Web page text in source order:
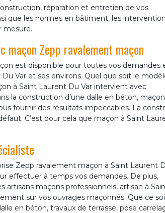
réparation et entretien de vos
que les normes en bâtiment, les
mesure.
maçon Zepp ravalement maçon
est disponible pour toutes vos demandes
Var et ses environs. Quel que soit le
à Saint Laurent Du Var intervient avec
la construction d’une dalle en béton,
fournir des résultats impeccables. La
C’est pour cela que maçon à Saint
Zepp ravalement maçon à Saint Laurent
effectuer à temps vos demandes. De plus,
maçons professionnels, artisan à
sur vos ouvrages maçonnés. Que ce
en béton, travaux de terrasse, pose